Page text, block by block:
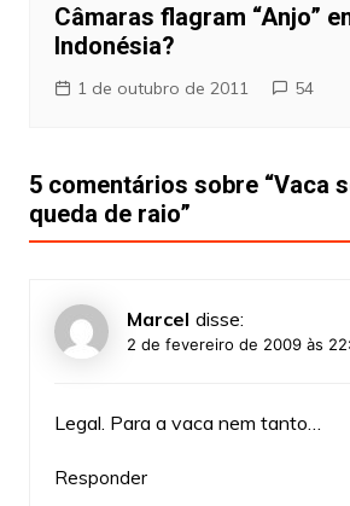
Câmaras flagram “Anjo”
Indonésia?
1 de outubro de 2011 54
5 comentários sobre “Vaca
queda de raio”
Marcel disse:
2 de fevereiro de 2009 às
Legal. Para a vaca nem tanto…
Responder